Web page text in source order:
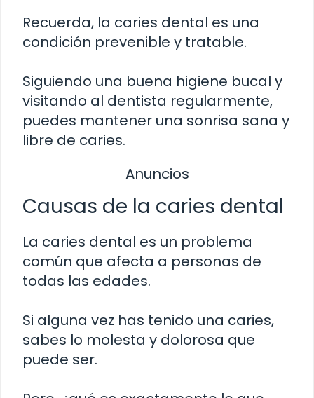
Recuerda, la caries dental es una
condición prevenible y tratable.
Siguiendo una buena higiene bucal y
visitando al dentista regularmente,
puedes mantener una sonrisa sana y
libre de caries.
Anuncios
Causas de la caries dental
La caries dental es un problema
común que afecta a personas de
todas las edades.
Si alguna vez has tenido una caries,
sabes lo molesta y dolorosa que
puede ser.